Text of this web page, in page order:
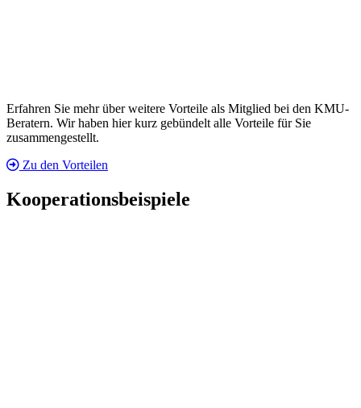
Erfahren Sie mehr über weitere Vorteile als Mitglied bei den KMU-
Beratern. Wir haben hier kurz gebündelt alle Vorteile für Sie
zusammengestellt.
Zu den Vorteilen
Kooperationsbeispiele